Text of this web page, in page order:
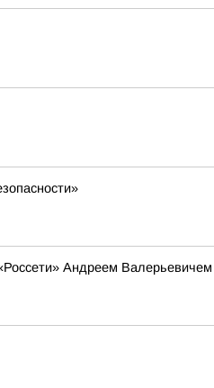
Андреем